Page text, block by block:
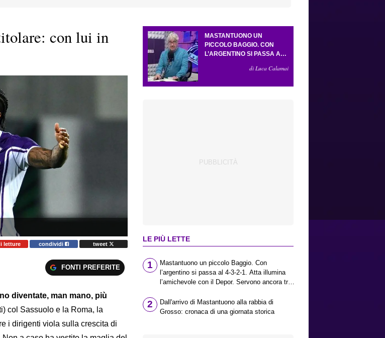
con lui in
letture condividi tweet
FONTI PREFERITE
diventate, man mano, più
col Sassuolo e la Roma, la
i dirigenti viola sulla crescita di
MASTANTUONO UN
PICCOLO BAGGIO. CON
L’ARGENTINO SI PASSA AL
L’AMICHEVOLE CON IL
di Luca Calamai
LE PIÙ LETTE
1
Mastantuono un piccolo Baggio. Con
l’argentino si passa al 4-3-2-1. Atta illumina
l’amichevole con il Depor. Servono ancora tre
Antognoni, un finale senza vincitori
2
Dall'arrivo di Mastantuono alla rabbia di
Grosso: cronaca di una giornata storica